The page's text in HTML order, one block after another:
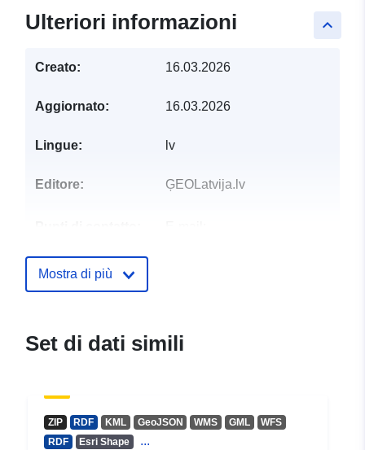
keyboard_arrow_up
Ulteriori informazioni
Creato: 16.03.2026
Aggiornato: 16.03.2026
Lingue: lv
Editore: ĢEOLatvija.lv
Registro del
29 July 2026
Spaziale:
20.7, 55.6 ], [ 20.7, 58.1 ], [
Mostra di più
Set di dati simili
ZIP RDF KML GeoJSON WMS GML
WFS
RDF
Esri Shape ...